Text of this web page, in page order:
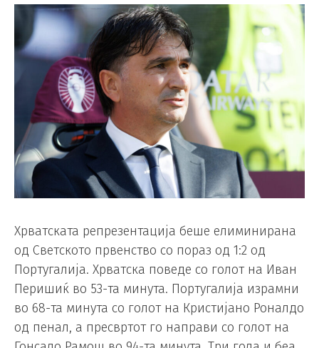
Хрватската репрезентација беше елиминирана
од Светското првенство со пораз од 1:2 од
Португалија. Хрватска поведе со голот на Иван
Перишиќ во 53-та минута. Португалија израмни
во 68-та минута со голот на Кристијано Роналдо
од пенал, а пресвртот го направи со голот на